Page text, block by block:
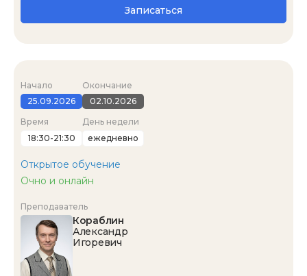
Записаться
Начало
25.09.2026
Окончание
02.10.2026
Время
18:30-21:30
День недели
ежедневно
Открытое обучение
Очно и онлайн
Преподаватель
Кораблин
Александр
Игоревич